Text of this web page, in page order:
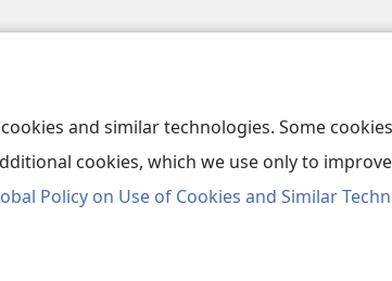
and similar technologies. Some
cookies, which we use only to
Policy on Use of Cookies and Similar
အ
ဘ့ၣ်